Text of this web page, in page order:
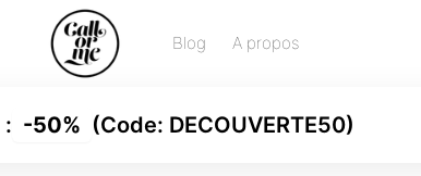
Blog A propos
: -50% (Code: DECOUVERTE50)